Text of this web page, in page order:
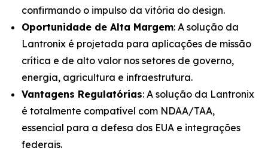
confirmando o impulso da vitória do design.
Oportunidade de Alta Margem: A solução da
Lantronix é projetada para aplicações de missão
crítica e de alto valor nos setores de governo,
energia, agricultura e infraestrutura.
Vantagens Regulatórias: A solução da Lantronix
é totalmente compatível com NDAA/TAA,
essencial para a defesa dos EUA e integrações
federais.